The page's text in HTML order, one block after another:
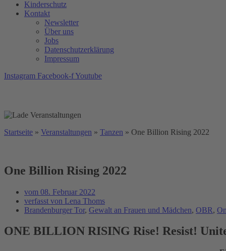
Kinderschutz
Kontakt
Newsletter
Über uns
Jobs
Datenschutzerklärung
Impressum
Instagram Facebook-fYoutube
Startseite » Veranstaltungen » Tanzen » One Billion Rising 2022
One Billion Rising 2022
vom 08. Februar 2022
verfasst von Lena Thoms
Brandenburger Tor, Gewalt an Frauen und Mädchen, OBR,
ONE BILLION RISING Rise! Resist!